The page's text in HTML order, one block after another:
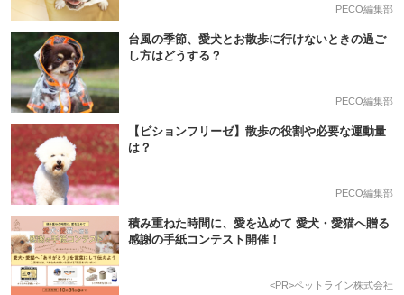
PECO編集部
台風の季節、愛犬とお散歩に行けないときの過ご
し方はどうする？
PECO編集部
【ビションフリーゼ】散歩の役割や必要な運動量
は？
PECO編集部
積み重ねた時間に、愛を込めて 愛犬・愛猫へ贈る
感謝の手紙コンテスト開催！
<PR>ペットライン株式会社